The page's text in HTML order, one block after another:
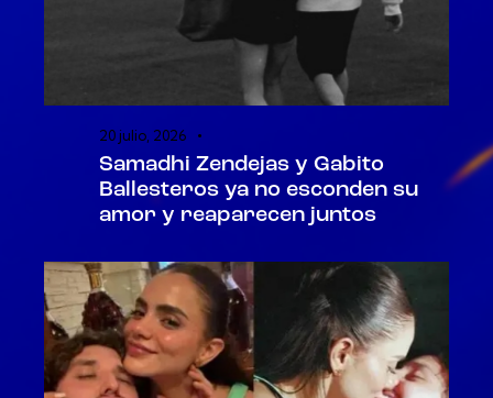
20 julio, 2026
Samadhi Zendejas y Gabito
Ballesteros ya no esconden su
amor y reaparecen juntos